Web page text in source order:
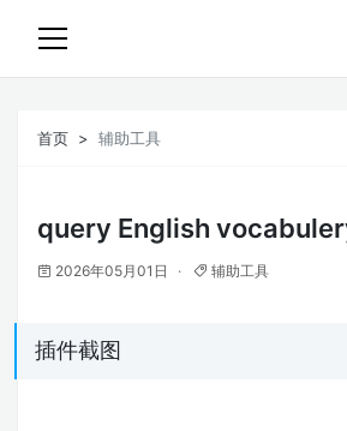
首页 辅助工具
query English
2026年05月01日 辅助工具
插件截图